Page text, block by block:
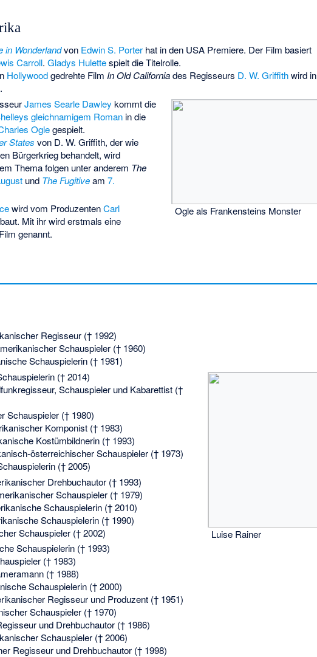
in Wonderlandvon Edwin S. Porterhat in den USA Premiere. Der Film basiert
Carroll. Gladys Hulettespielt die Titelrolle.
Hollywoodgedrehte Film In Old Californiades Regisseurs D. W. Griffithwird in
Ogle als Frankensteins Monster
James Searle Dawley kommt die
gleichnamigem Romanin die
Oglegespielt.
States von D. W. Griffith, der wie
Bürgerkrieg behandelt, wird
Thema folgen unter anderem The
und The Fugitiveam 7.
wird vom ProduzentenCarl
Mit ihr wird erstmals eine
genannt.
Regisseur († 1992)
Schauspieler († 1960)
Schauspielerin († 1981)
Luise Rainer
(† 2014)
Schauspieler und Kabarettist (†
Schauspieler († 1980)
Komponist († 1983)
Kostümbildnerin († 1993)
österreichischer Schauspieler († 1973)
(† 2005)
Drehbuchautor († 1993)
Schauspieler († 1979)
Schauspielerin († 2010)
Schauspielerin († 1990)
Schauspieler († 2002)
Schauspielerin († 1993)
(† 1983)
(† 1988)
Schauspielerin († 2000)
Regisseur und Produzent († 1951)
Schauspieler († 1970)
und Drehbuchautor († 1986)
Schauspieler († 2006)
Regisseur und Drehbuchautor († 1998)